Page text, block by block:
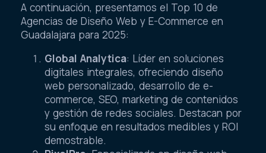
A continuación, presentamos el Top 10 de
Agencias de Diseño Web y E-Commerce en
Guadalajara para 2025:
Global Analytica: Líder en soluciones
digitales integrales, ofreciendo diseño
web personalizado, desarrollo de e-
commerce, SEO, marketing de contenidos
y gestión de redes sociales. Destacan por
su enfoque en resultados medibles y ROI
demostrable.